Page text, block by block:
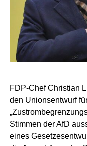
FDP-Chef Christian
den Unionsentwurf
Stimmen der AfD
eines